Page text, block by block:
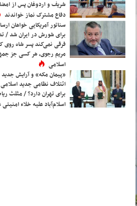
شریف و اردوغان پس از
دفاع مشترک نماز خواندند
سناتور آمریکایی خواهان
برای شورش در ایران شد /
فرقی نمی‌کند پسر شاه روی
مریم رجوی، هر کسی جز
اسلامی
«پیمان مکه» و آرایش
ائتلاف نظامی جدید
برای تهران دارد؟ / مثلث
اسلام‌آباد علیه خلاء